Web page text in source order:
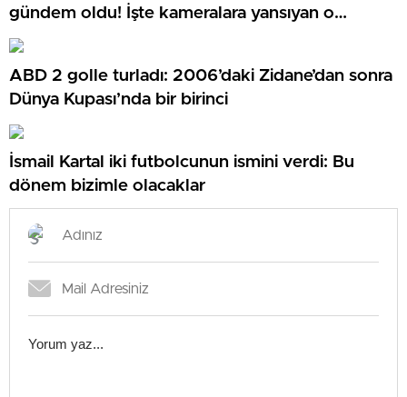
gündem oldu! İşte kameralara yansıyan o
görüntü…
ABD 2 golle turladı: 2006’daki Zidane’dan sonra
Dünya Kupası’nda bir birinci
İsmail Kartal iki futbolcunun ismini verdi: Bu
dönem bizimle olacaklar